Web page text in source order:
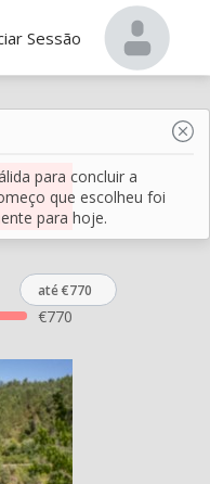
Sessão
para concluir a
que escolheu foi
para hoje.
até €770
€770